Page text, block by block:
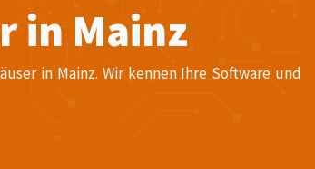
in Mainz
in Mainz. Wir kennen Ihre Software und